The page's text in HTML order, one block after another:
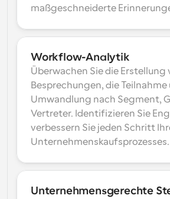
maßgeschneiderte
Workflow-Analytik
Überwachen Sie die Erstellung
Besprechungen, die Teilnahme
Umwandlung nach Segment,
Vertreter. Identifizieren Sie
verbessern Sie jeden Schritt
Unternehmenskaufsprozesses.
Unternehmensgerechte